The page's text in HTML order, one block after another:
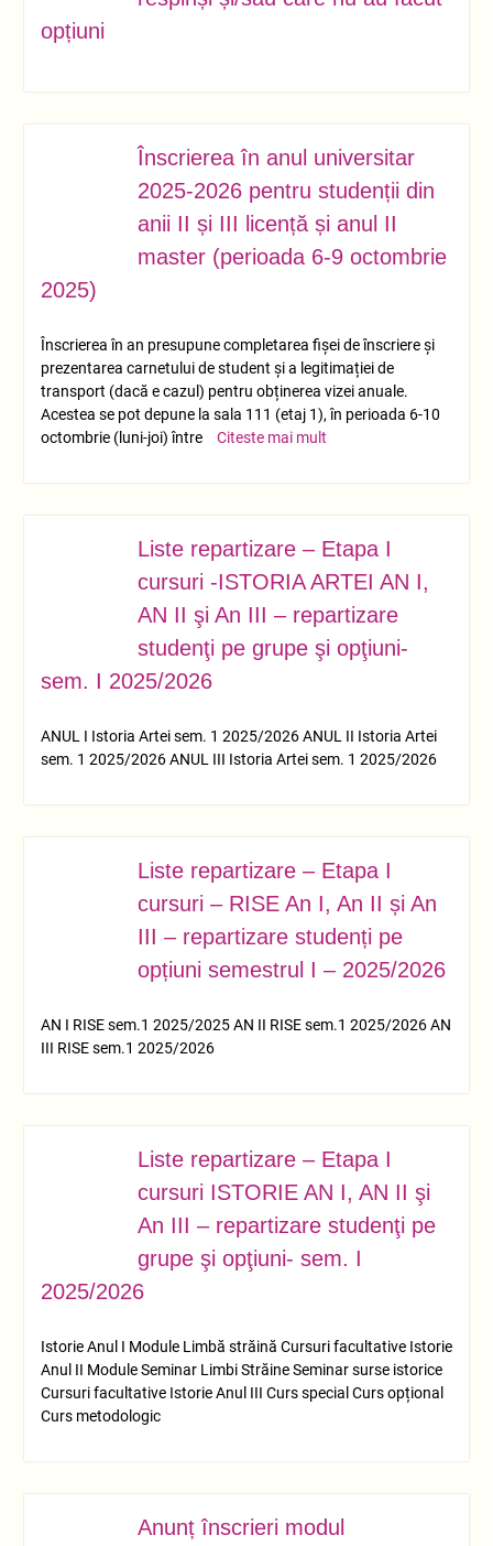
opțiuni
Înscrierea în anul universitar
2025-2026 pentru studenții din
anii II și III licență și anul II
master (perioada 6-9 octombrie
2025)
Înscrierea în an presupune completarea fișei de înscriere și
prezentarea carnetului de student și a legitimației de
transport (dacă e cazul) pentru obținerea vizei anuale.
Acestea se pot depune la sala 111 (etaj 1), în perioada 6-10
octombrie (luni-joi) între
Citeste mai mult
Liste repartizare – Etapa I
cursuri -ISTORIA ARTEI AN I,
AN II şi An III – repartizare
studenţi pe grupe şi opţiuni-
sem. I 2025/2026
ANUL I Istoria Artei sem. 1 2025/2026 ANUL II Istoria Artei
sem. 1 2025/2026 ANUL III Istoria Artei sem. 1 2025/2026
Liste repartizare – Etapa I
cursuri – RISE An I, An II și An
III – repartizare studenți pe
opțiuni semestrul I – 2025/2026
AN I RISE sem.1 2025/2025 AN II RISE sem.1 2025/2026 AN
III RISE sem.1 2025/2026
Liste repartizare – Etapa I
cursuri ISTORIE AN I, AN II şi
An III – repartizare studenţi pe
grupe şi opţiuni- sem. I
2025/2026
Istorie Anul I Module Limbă străină Cursuri facultative Istorie
Anul II Module Seminar Limbi Străine Seminar surse istorice
Cursuri facultative Istorie Anul III Curs special Curs opțional
Curs metodologic
Anunț înscrieri modul